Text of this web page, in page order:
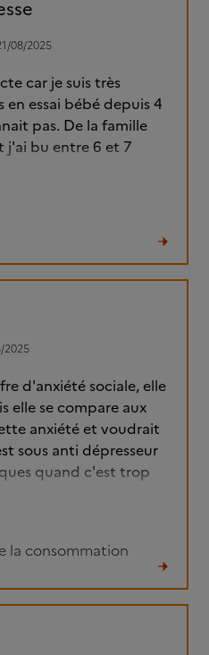
08/2025
car je suis très
en essai bébé depuis 4
pas. De la famille
j'ai bu entre 6 et 7
le
2025
d'anxiété sociale, elle
elle se compare aux
anxiété et voudrait
sous anti dépresseur
quand c'est trop
la consommation
le